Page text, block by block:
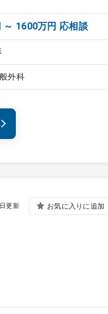
～ 1600万円 応相談
外科
更新 お気に入りに追加